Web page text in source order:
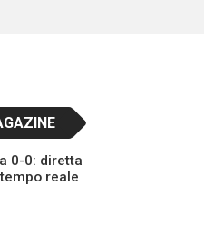
0-0: diretta
reale